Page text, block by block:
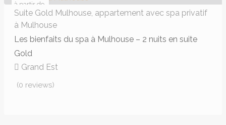
à partir de
180 €
Suite Gold Mulhouse, appartement avec spa privatif
à Mulhouse
Les bienfaits du spa à Mulhouse – 2 nuits en suite
Gold
Grand Est
(0 reviews)